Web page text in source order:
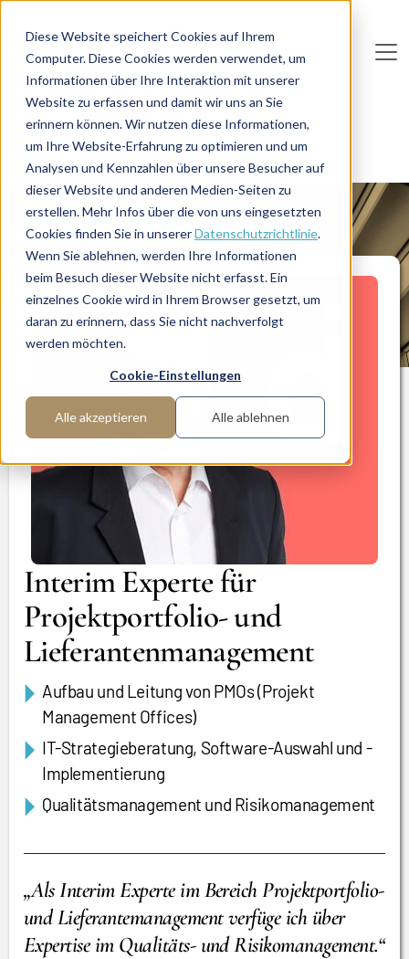
Diese Website speichert Cookies auf Ihrem
Computer. Diese Cookies werden verwendet, um
Informationen über Ihre Interaktion mit unserer
Website zu erfassen und damit wir uns an Sie
erinnern können. Wir nutzen diese Informationen,
um Ihre Website-Erfahrung zu optimieren und um
Analysen und Kennzahlen über unsere Besucher auf
dieser Website und anderen Medien-Seiten zu
erstellen. Mehr Infos über die von uns eingesetzten
Cookies finden Sie in unsererDatenschutzrichtlinie.
Wenn Sie ablehnen, werden Ihre Informationen
beim Besuch dieser Website nicht erfasst. Ein
einzelnes Cookie wird in Ihrem Browser gesetzt, um
daran zu erinnern, dass Sie nicht nachverfolgt
werden möchten.
Cookie-Einstellungen
Alle akzeptieren Alle ablehnen
Deutsc he InterimAG
Home
Manager-Übersicht
Lieferantenmanagement
MANAGERPROFIL
Interim Experte für
Projektportfolio- und
Lieferantenmanagement
Aufbau und Leitung von PMOs (Projekt
Management Offices)
IT-Strategieberatung, Software-Auswahl und -
Implementierung
Qualitätsmanagement und Risikomanagement
„Als Interim Experte im Bereich Projektportfolio-
und Lieferantemanagement verfüge ich über
Expertise im Qualitäts- und Risikomanagement.“